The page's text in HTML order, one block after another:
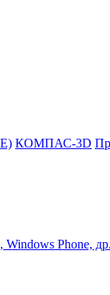
КОМПАС-3D
Phone,